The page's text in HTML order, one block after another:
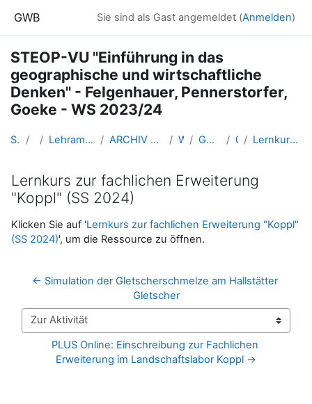
GWB Sie sind als Gast angemeldet (Anmelden)
STEOP-VU "Einführung in das
geographische und wirtschaftliche
Denken" - Felgenhauer, Pennerstorfer,
Goeke - WS 2023/24
Startseite Kurse Lehramtsausbildung GW im Cluster Österreich Mitte ARCHIV - Lehrveranstaltungen am Standort Linz - seit 2016 WS_2023/24 GW_STEOPgw_Linz_2023ws 02-12.10. Lernkurs zur fachlichen Erweiterung "Koppl" (SS 2024)
Lernkurs zur fachlichen Erweiterung
"Koppl" (SS 2024)
Abschlussbedingungen
Klicken Sie auf 'Lernkurs zur fachlichen Erweiterung "Koppl"
(SS 2024)', um die Ressource zu öffnen.
← Simulation der Gletscherschmelze am Hallstätter
Gletscher
Zur Aktivität
PLUS Online: Einschreibung zur Fachlichen
Erweiterung im Landschaftslabor Koppl →